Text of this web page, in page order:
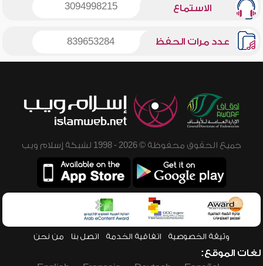
الاستماع 3094998215
عدد مرات الحفظ 839653284
جميع الحقوق محفوظة © 2026 - 1998 لشبكة إسلام ويب
وثيقة الخصوصية اتفاقية الخدمة اتصل بنا من نحن
لغات الموقع: